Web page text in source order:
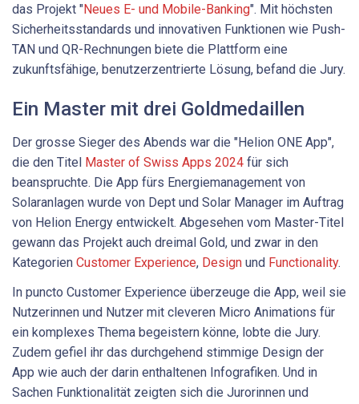
das Projekt "Neues E- und Mobile-Banking". Mit höchsten
Sicherheitsstandards und innovativen Funktionen wie Push-
TAN und QR-Rechnungen biete die Plattform eine
zukunftsfähige, benutzerzentrierte Lösung, befand die Jury.
Ein Master mit drei Goldmedaillen
Der grosse Sieger des Abends war die "Helion ONE App",
die den Titel Master of Swiss Apps 2024 für sich
beanspruchte. Die App fürs Energiemanagement von
Solaranlagen wurde von Dept und Solar Manager im Auftrag
von Helion Energy entwickelt. Abgesehen vom Master-Titel
gewann das Projekt auch dreimal Gold, und zwar in den
Kategorien Customer Experience, Design und Functionality.
In puncto Customer Experience überzeuge die App, weil sie
Nutzerinnen und Nutzer mit cleveren Micro Animations für
ein komplexes Thema begeistern könne, lobte die Jury.
Zudem gefiel ihr das durchgehend stimmige Design der
App wie auch der darin enthaltenen Infografiken. Und in
Sachen Funktionalität zeigten sich die Jurorinnen und